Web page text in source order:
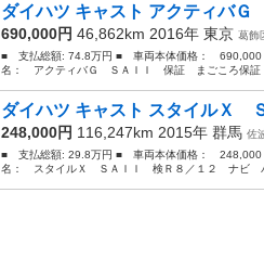
ダイハツ キャスト アクティ
690,000円 46,862km 2016年 東京 葛飾
■ 支払総額: 74.8万円 ■ 車両本体価格：
名： アクティバＧ ＳＡＩＩ 保証 まごころ保証
ダイハツ キャスト スタイル
248,000円 116,247km 2015年 群馬 佐
■ 支払総額: 29.8万円 ■ 車両本体価格：
名： スタイルＸ ＳＡＩＩ 検Ｒ８／１２ ナビ